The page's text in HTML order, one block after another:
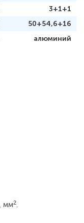
3+1+1
50+54,6+16
алюминий
мм2.